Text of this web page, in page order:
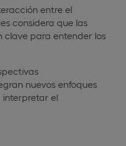
entre el
considera que las
clave para entender los
nuevos enfoques
interpretar el